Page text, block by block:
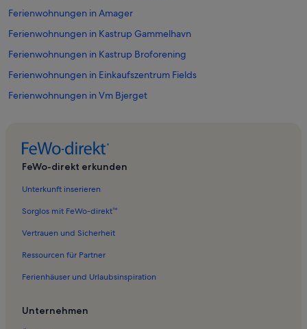
Ferienwohnungen in Amager
Ferienwohnungen in Kastrup Gammelhavn
Ferienwohnungen in Kastrup Broforening
Ferienwohnungen in Einkaufszentrum Fields
Ferienwohnungen in Vm Bjerget
Ferienwohnungen in Ørestad
Ferienwohnungen in Kopenhagen
Ferienwohnungen in Dragør Strand
Ferienwohnungen in Dragor
Ferienwohnungen in Kastrup Strandpark
FeWo-direkt erkunden
Unterkunft inserieren
Sorglos mit FeWo-direkt™
Vertrauen und Sicherheit
Ressourcen für Partner
Ferienhäuser und Urlaubsinspiration
Unternehmen